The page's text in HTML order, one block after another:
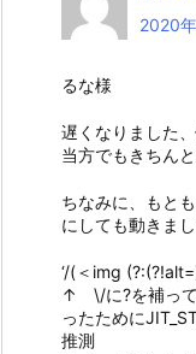
2020
るな様
遅くなりました
当方でもきちんと
ちなみに、もと
にしても動きまし
‘/(＜img
↑ \/に?を補って
ったために
推測